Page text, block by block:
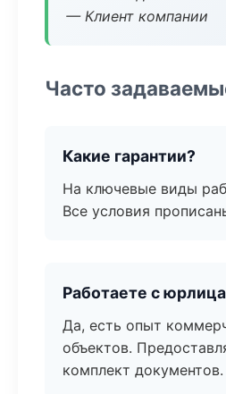
— Клиент компании
Часто
Какие гарантии?
На ключевые виды
Все условия
Работаете с
Да, есть опыт
объектов.
комплект документов.